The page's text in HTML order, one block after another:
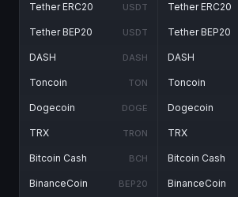
Tether ERC20 USDT
Tether BEP20 USDT
DASH DASH
Toncoin TON
Dogecoin DOGE
TRX TRON
Bitcoin Cash BCH
BinanceCoin BEP20
Tether ERC20
Tether BEP20
DASH
Toncoin
Dogecoin
TRX
Bitcoin Cash
BinanceCoin